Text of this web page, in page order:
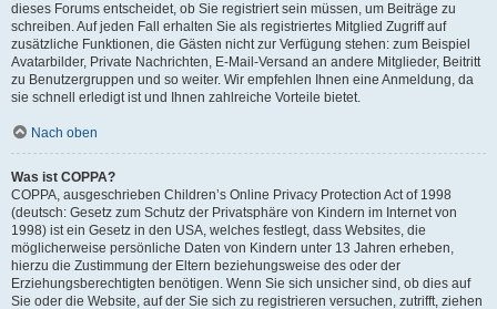
dieses Forums entscheidet, ob Sie registriert sein müssen, um Beiträge zu
schreiben. Auf jeden Fall erhalten Sie als registriertes Mitglied Zugriff auf
zusätzliche Funktionen, die Gästen nicht zur Verfügung stehen: zum Beispiel
Avatarbilder, Private Nachrichten, E-Mail-Versand an andere Mitglieder, Beitritt
zu Benutzergruppen und so weiter. Wir empfehlen Ihnen eine Anmeldung, da
sie schnell erledigt ist und Ihnen zahlreiche Vorteile bietet.
Nach oben
Was ist COPPA?
COPPA, ausgeschrieben Children’s Online Privacy Protection Act of 1998
(deutsch: Gesetz zum Schutz der Privatsphäre von Kindern im Internet von
1998) ist ein Gesetz in den USA, welches festlegt, dass Websites, die
möglicherweise persönliche Daten von Kindern unter 13 Jahren erheben,
hierzu die Zustimmung der Eltern beziehungsweise des oder der
Erziehungsberechtigten benötigen. Wenn Sie sich unsicher sind, ob dies auf
Sie oder die Website, auf der Sie sich zu registrieren versuchen, zutrifft, ziehen